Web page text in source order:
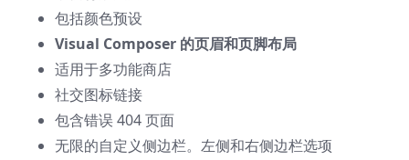
包括颜色预设
Visual Composer 的页眉和页脚布局
适用于多功能商店
社交图标链接
包含错误 404 页面
无限的自定义侧边栏。左侧和右侧边栏选项